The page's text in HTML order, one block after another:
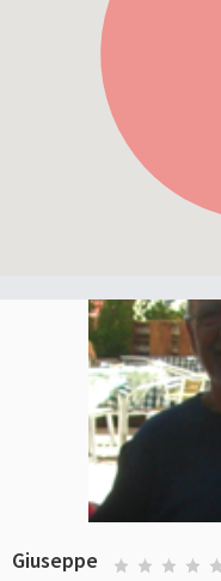
Giuseppe